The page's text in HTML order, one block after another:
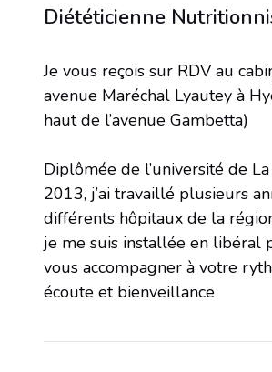
Diététicienne
Je vous reçois sur RDV au
avenue Maréchal Lyautey à
haut de l’avenue Gambetta)
Diplômée de l’université de
2013, j’ai travaillé plusieurs
différents hôpitaux de la
je me suis installée en libéral
vous accompagner à votre
écoute et bienveillance